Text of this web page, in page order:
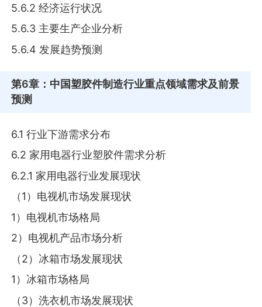
5.6.2 经济运行状况
5.6.3 主要生产企业分析
5.6.4 发展趋势预测
第6章 ：中国塑胶件制造行业重点领域需求及前景
预测
6.1 行业下游需求分布
6.2 家用电器行业塑胶件需求分析
6.2.1 家用电器行业发展现状
（1）电视机市场发展现状
1）电视机市场格局
2）电视机产品市场分析
（2）冰箱市场发展现状
1）冰箱市场格局
（3）洗衣机市场发展现状